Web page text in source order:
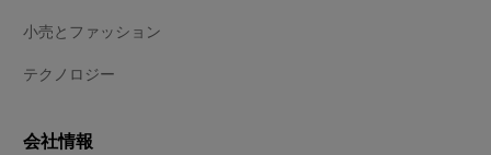
小売とファッション
テクノロジー
会社情報